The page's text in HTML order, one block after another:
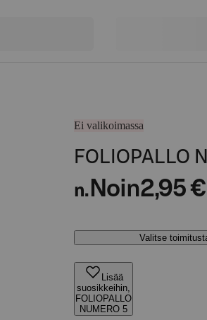
Ei valikoimassa
FOLIOPALLO
n. Noin2,95 €
Valitse
Lisää
suosikkeihin,
FOLIOPALLO
NUMERO 5